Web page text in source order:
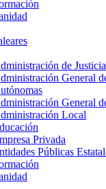
de Justicia
General
General
Local
Privada
Públicas